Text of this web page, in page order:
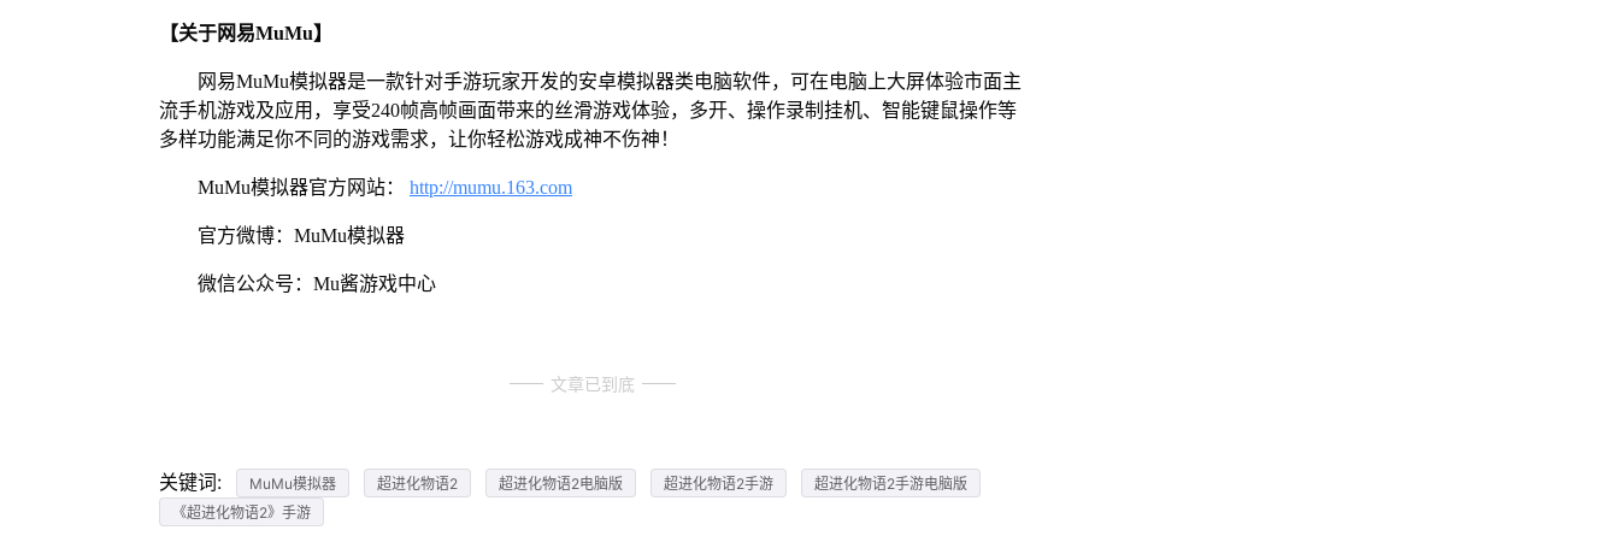
【关于网易MuMu】
网易MuMu模拟器是一款针对手游玩家开发的安卓模拟器类电脑软件，可在电脑上大屏体验市面主
流手机游戏及应用，享受240帧高帧画面带来的丝滑游戏体验，多开、操作录制挂机、智能键鼠操作等
多样功能满足你不同的游戏需求，让你轻松游戏成神不伤神！
MuMu模拟器官方网站： http://mumu.163.com
官方微博：MuMu模拟器
微信公众号：Mu酱游戏中心
文章已到底
关键词: MuMu模拟器 超进化物语2 超进化物语2电脑版 超进化物语2手游
超进化物语2手游电脑版
《超进化物语2》手游